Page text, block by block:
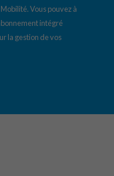
Vous pouvez à
intégré
la gestion de vos